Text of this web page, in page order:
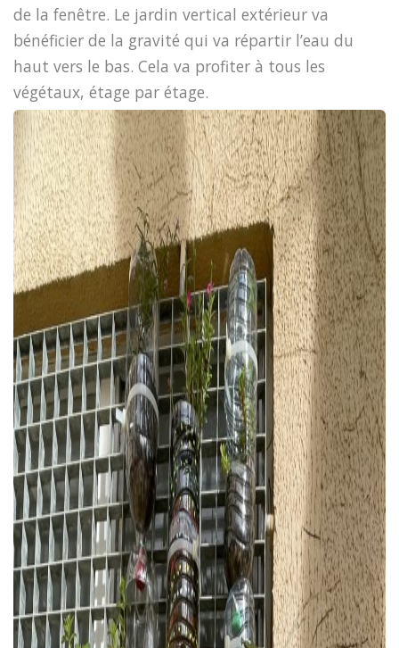
de la fenêtre. Le jardin vertical extérieur va
bénéficier de la gravité qui va répartir l’eau du
haut vers le bas. Cela va profiter à tous les
végétaux, étage par étage.